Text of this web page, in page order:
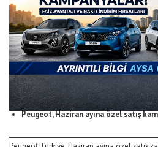
Peugeot, Haziran ayına özel satış